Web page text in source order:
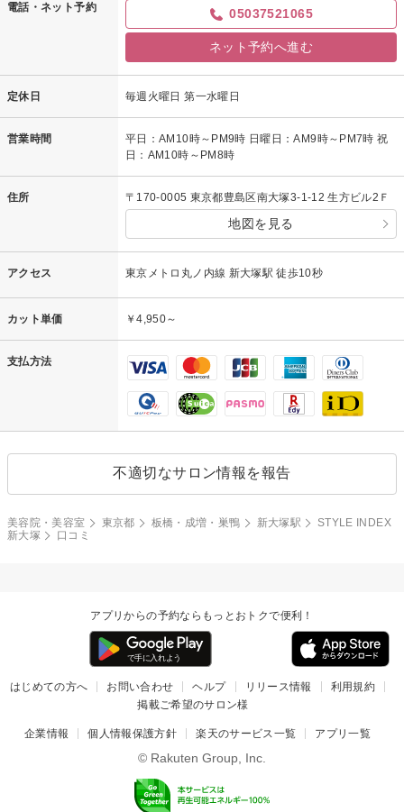
電話・ネット予約 05037521065
ネット予約へ進む
定休日 毎週火曜日 第一水曜日
営業時間
平日：AM10時～PM9時 日曜日：AM9時～PM7時 祝
日：AM10時～PM8時
住所 〒170-0005 東京都豊島区南大塚3-1-12 生方ビル2Ｆ
地図を見る
アクセス 東京メトロ丸ノ内線 新大塚駅 徒歩10秒
カット単価 ￥4,950～
支払方法
不適切なサロン情報を報告
美容院・美容室 東京都 板橋・成増・巣鴨 新大塚駅
STYLE INDEX
新大塚
口コミ
アプリからの予約ならもっとおトクで便利！
はじめての方へ お問い合わせ ヘルプ リリース情報
利用規約
掲載ご希望のサロン様
企業情報 個人情報保護方針 楽天のサービス一覧 アプリ一覧
© Rakuten Group, Inc.